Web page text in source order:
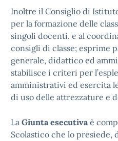
Inoltre il Consiglio di
per la formazione delle
singoli docenti, e al
consigli di classe; esprime
generale, didattico ed
stabilisce i criteri per
amministrativi ed esercita
di uso delle attrezzature e
La Giunta esecutivaè
Scolastico che lo